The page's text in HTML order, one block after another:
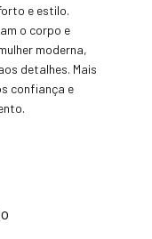
e estilo.
o corpo e
moderna,
detalhes. Mais
confiança e